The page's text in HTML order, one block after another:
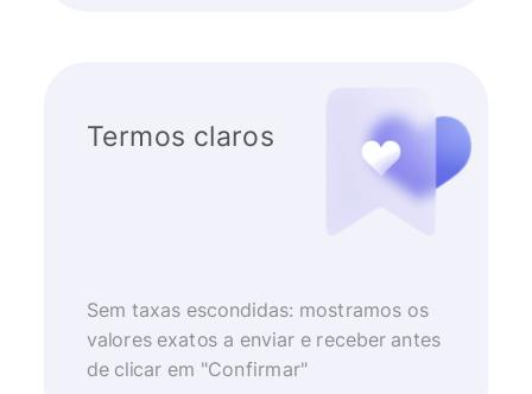
Termos claros
Sem taxas escondidas: mostramos os
valores exatos a enviar e receber antes
de clicar em "Confirmar"